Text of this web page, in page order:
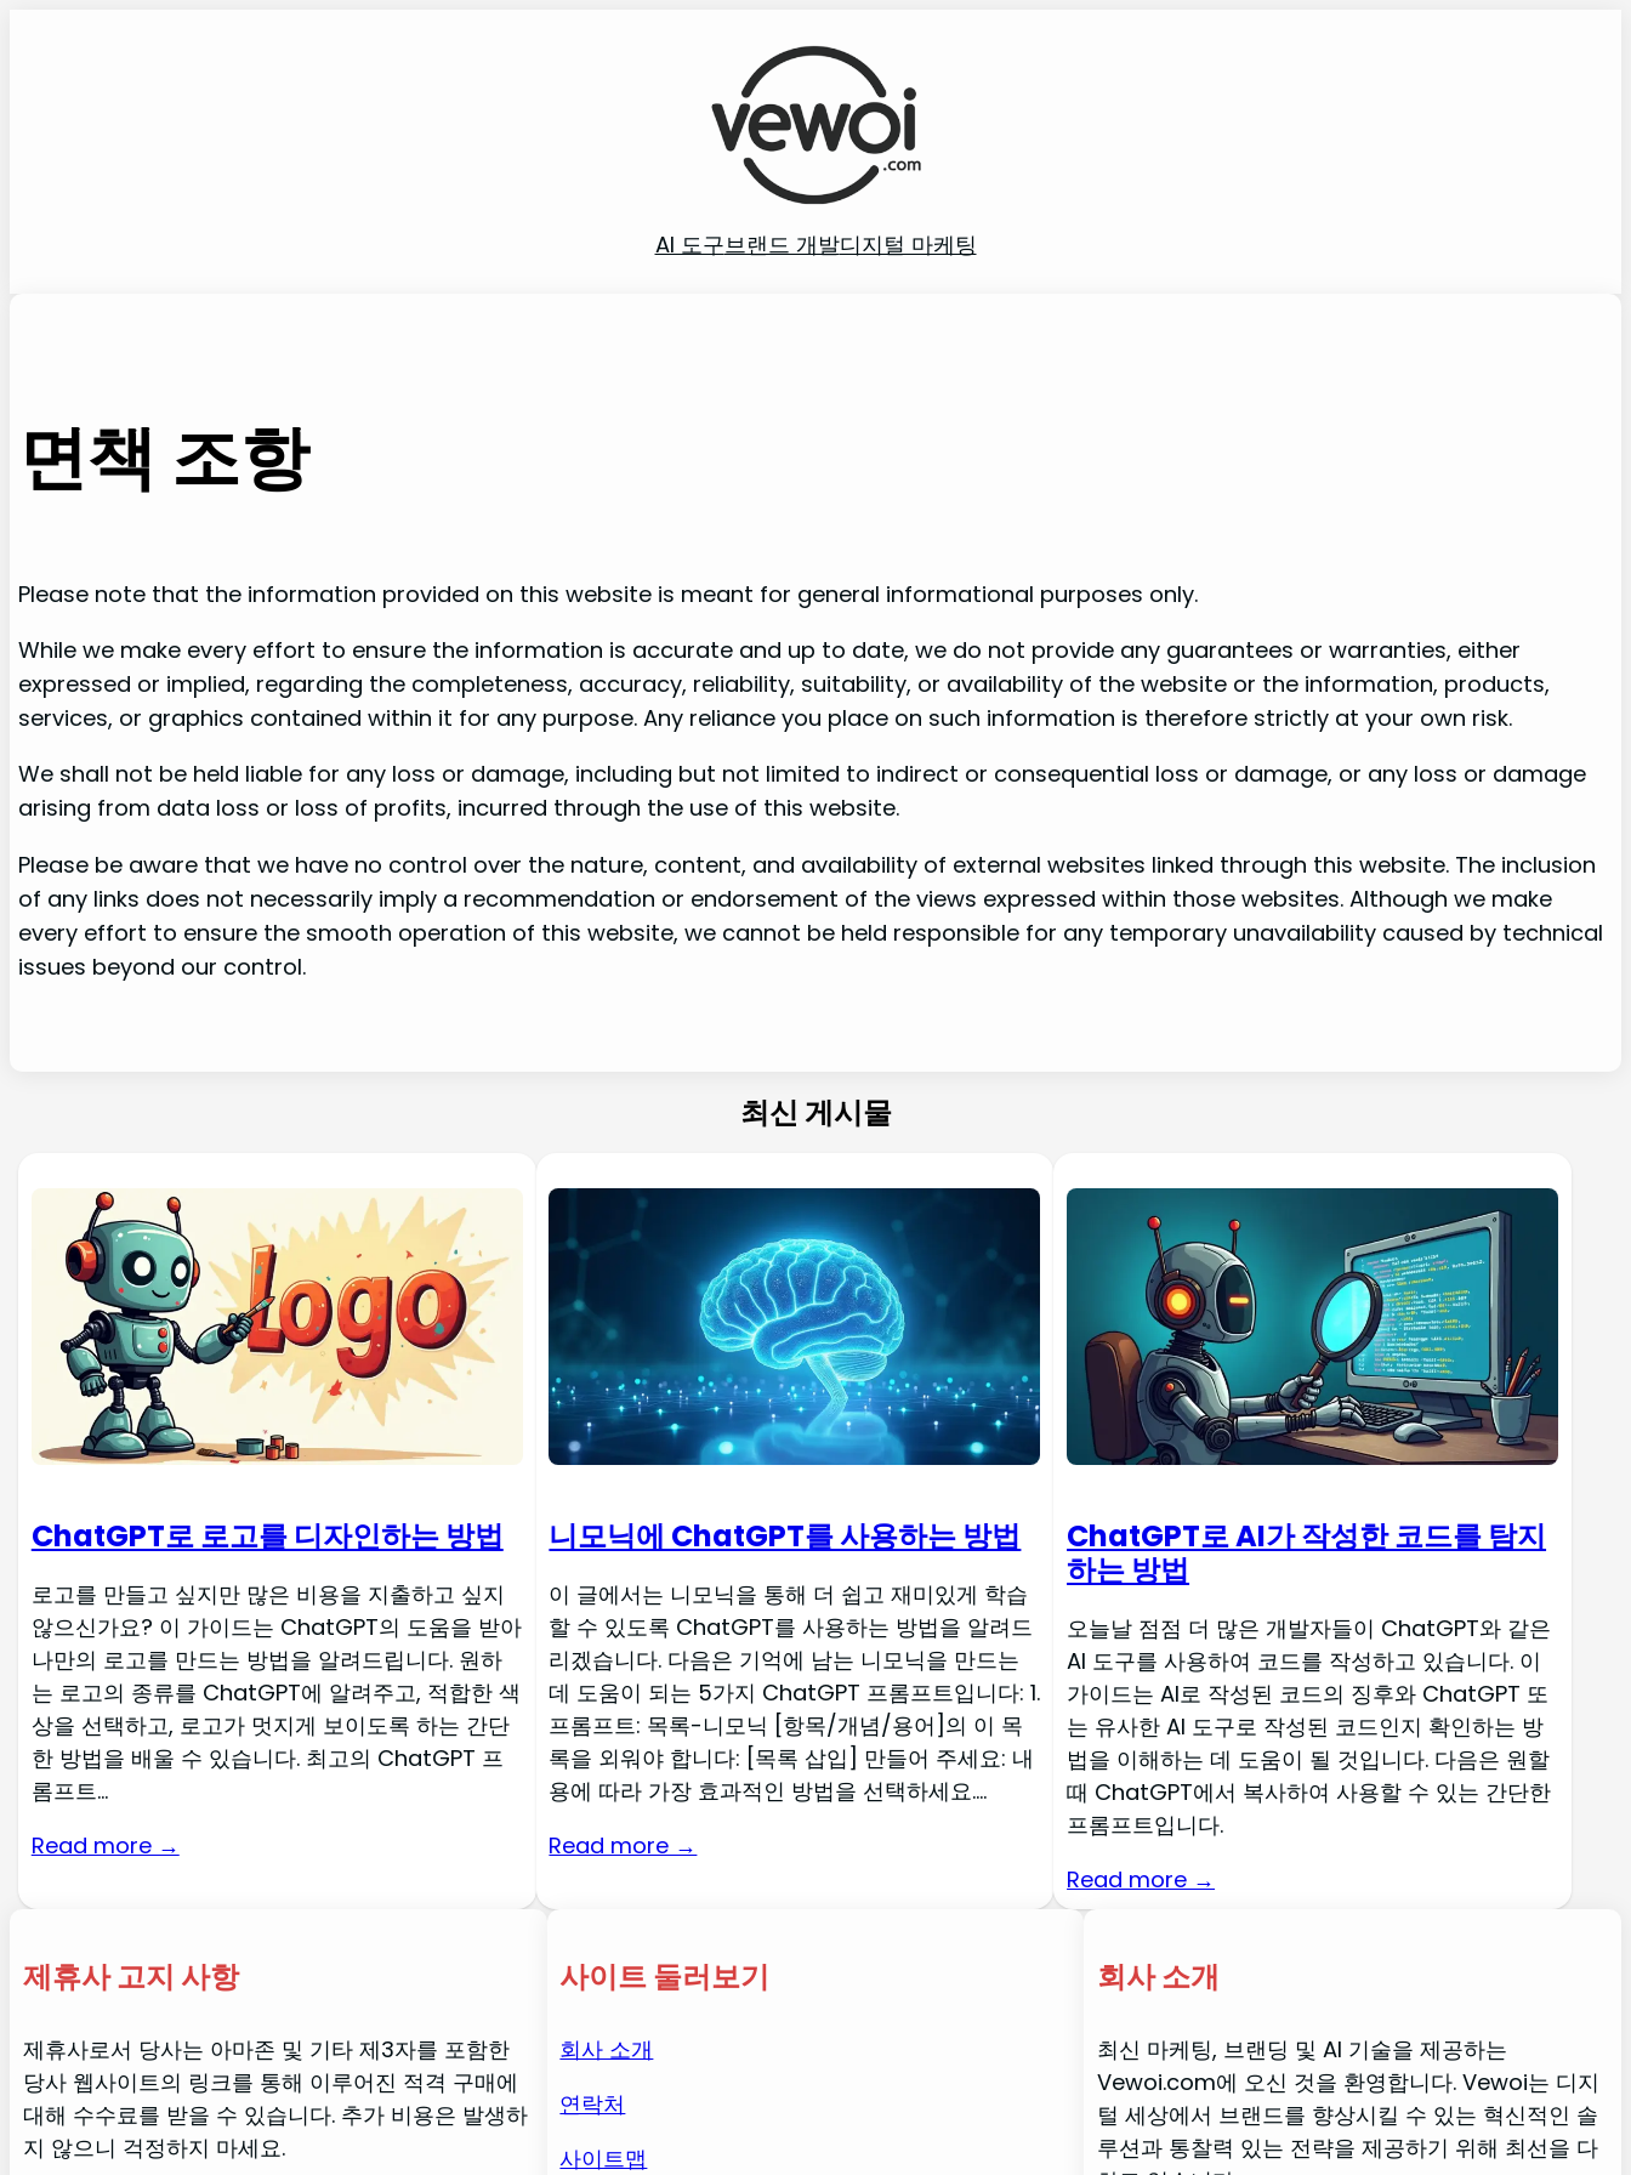
AI 도구브랜드 개발디지털 마케팅
면책 조항
Please note that the information provided on this website is meant for general informational purposes only.
While we make every effort to ensure the information is accurate and up to date, we do not provide any guarantees or warranties, either
expressed or implied, regarding the completeness, accuracy, reliability, suitability, or availability of the website or the information, products,
services, or graphics contained within it for any purpose. Any reliance you place on such information is therefore strictly at your own risk.
We shall not be held liable for any loss or damage, including but not limited to indirect or consequential loss or damage, or any loss or damage
arising from data loss or loss of profits, incurred through the use of this website.
Please be aware that we have no control over the nature, content, and availability of external websites linked through this website. The inclusion
of any links does not necessarily imply a recommendation or endorsement of the views expressed within those websites. Although we make
every effort to ensure the smooth operation of this website, we cannot be held responsible for any temporary unavailability caused by technical
issues beyond our control.
최신 게시물
ChatGPT로 로고를 디자인하는 방법
로고를 만들고 싶지만 많은 비용을 지출하고 싶지
않으신가요? 이 가이드는 ChatGPT의 도움을 받아
나만의 로고를 만드는 방법을 알려드립니다. 원하
는 로고의 종류를 ChatGPT에 알려주고, 적합한 색
상을 선택하고, 로고가 멋지게 보이도록 하는 간단
한 방법을 배울 수 있습니다. 최고의 ChatGPT 프
롬프트...
Read more →
니모닉에 ChatGPT를 사용하는 방법
이 글에서는 니모닉을 통해 더 쉽고 재미있게 학습
할 수 있도록 ChatGPT를 사용하는 방법을 알려드
리겠습니다. 다음은 기억에 남는 니모닉을 만드는
데 도움이 되는 5가지 ChatGPT 프롬프트입니다: 1.
프롬프트: 목록-니모닉 [항목/개념/용어]의 이 목
록을 외워야 합니다: [목록 삽입] 만들어 주세요: 내
용에 따라 가장 효과적인 방법을 선택하세요....
Read more →
ChatGPT로 AI가 작성한 코드를 탐지
하는 방법
오늘날 점점 더 많은 개발자들이 ChatGPT와 같은
AI 도구를 사용하여 코드를 작성하고 있습니다. 이
가이드는 AI로 작성된 코드의 징후와 ChatGPT 또
는 유사한 AI 도구로 작성된 코드인지 확인하는 방
법을 이해하는 데 도움이 될 것입니다. 다음은 원할
때 ChatGPT에서 복사하여 사용할 수 있는 간단한
프롬프트입니다.
Read more →
제휴사 고지 사항
제휴사로서 당사는 아마존 및 기타 제3자를 포함한
당사 웹사이트의 링크를 통해 이루어진 적격 구매에
대해 수수료를 받을 수 있습니다. 추가 비용은 발생하
지 않으니 걱정하지 마세요.
사이트 둘러보기
회사 소개
연락처
사이트맵
회사 소개
최신 마케팅, 브랜딩 및 AI 기술을 제공하는
Vewoi.com에 오신 것을 환영합니다. Vewoi는 디지
털 세상에서 브랜드를 향상시킬 수 있는 혁신적인 솔
루션과 통찰력 있는 전략을 제공하기 위해 최선을 다